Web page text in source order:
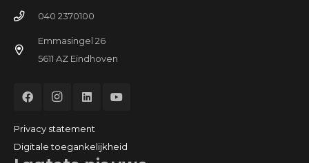
040 2370100
Emmasingel 26
5611 AZ Eindhoven
Privacy statement
Digitale toegankelijkheid